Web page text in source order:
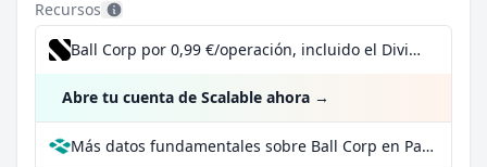
Recursos
Ball Corp por 0,99 €/operación, incluido el Dividend Reinvestment Plan
Abre tu cuenta de Scalable ahora →
Más datos fundamentales sobre Ball Corp en Parqet